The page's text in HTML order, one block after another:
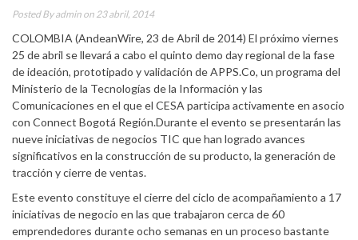
Posted Byadmin on 23 abril, 2014
COLOMBIA (AndeanWire, 23 de Abril de 2014) El próximo viernes
25 de abril se llevará a cabo el quinto demo day regional de la fase
de ideación, prototipado y validación de APPS.Co, un programa del
Ministerio de la Tecnologías de la Información y las
Comunicaciones en el que el CESA participa activamente en asocio
con Connect Bogotá Región.Durante el evento se presentarán las
nueve iniciativas de negocios TIC que han logrado avances
significativos en la construcción de su producto, la generación de
tracción y cierre de ventas.
Este evento constituye el cierre del ciclo de acompañamiento a 17
iniciativas de negocio en las que trabajaron cerca de 60
emprendedores durante ocho semanas en un proceso bastante